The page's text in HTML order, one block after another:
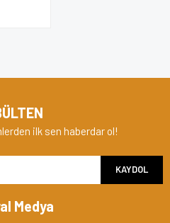
ilk sen haberdar ol!
KAYDOL
Medya